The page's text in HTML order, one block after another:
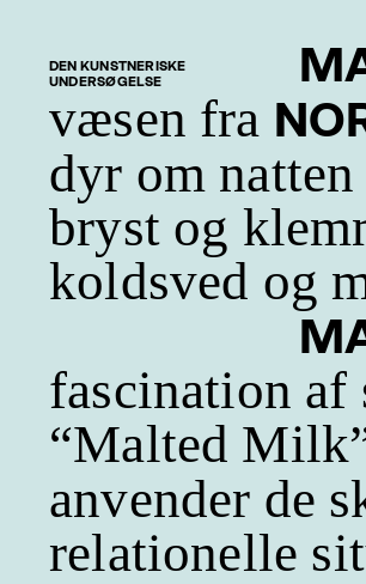
DEN KUNSTNERISKE
UNDERSØGELSE
væsen fra
dyr om
bryst og
koldsved og
fascination
“Malted
anvender de
relationelle